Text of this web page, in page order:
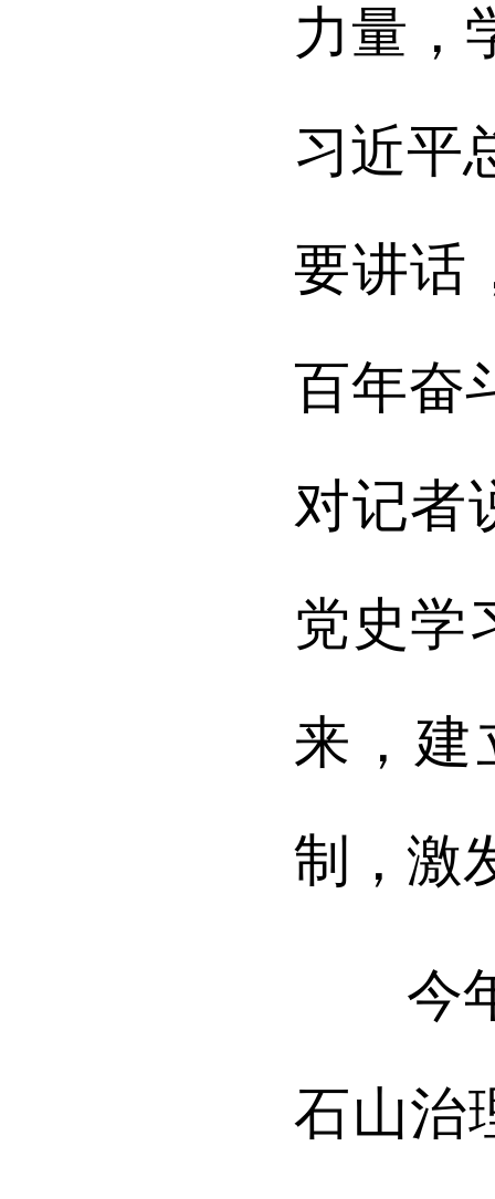
力量，
习近平
要讲话
百年奋
对记者
党史学
来，建
制，激
今年
石山治